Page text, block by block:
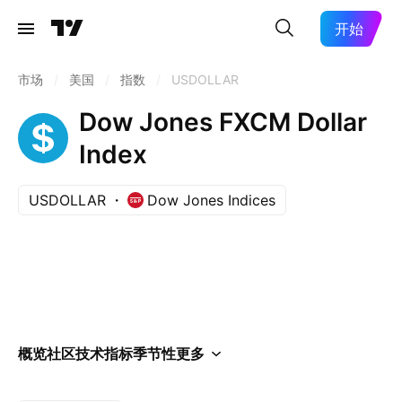
开始
市场 美国 指数 USDOLLAR
Dow Jones FXCM Dollar
Index
USDOLLAR Dow Jones Indices
概览社区技术指标季节性更多